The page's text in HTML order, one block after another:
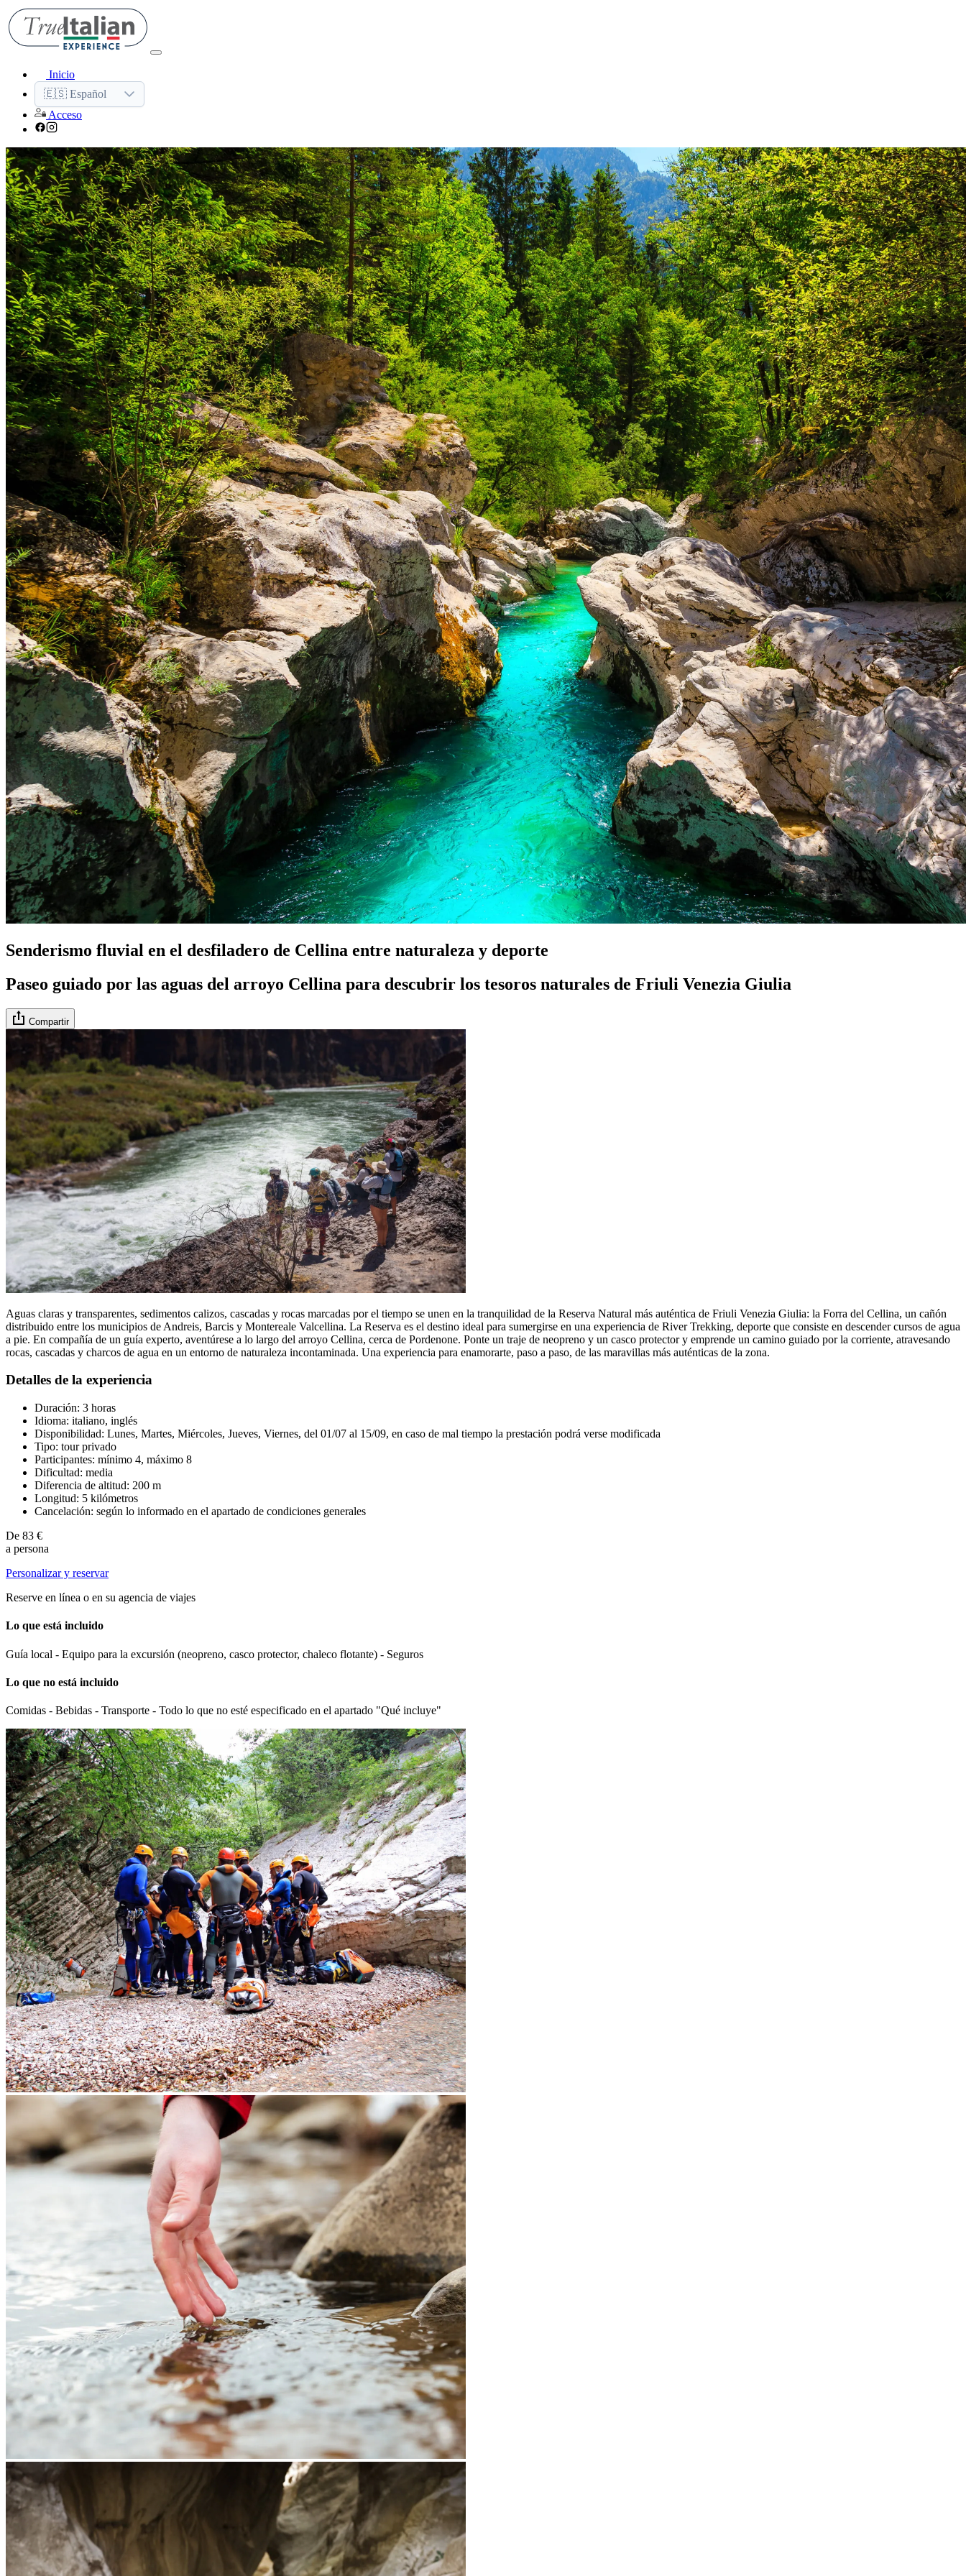
Inicio
🇪🇸 Español
Acceso
Senderismo fluvial en el desfiladero de Cellina entre naturaleza y deporte
Paseo guiado por las aguas del arroyo Cellina para descubrir los tesoros naturales de Friuli Venezia Giulia
Compartir
Aguas claras y transparentes, sedimentos calizos, cascadas y rocas marcadas por el tiempo se unen en la tranquilidad de la Reserva Natural más auténtica de Friuli Venezia Giulia: la Forra del Cellina, un cañón
distribuido entre los municipios de Andreis, Barcis y Montereale Valcellina. La Reserva es el destino ideal para sumergirse en una experiencia de River Trekking, deporte que consiste en descender cursos de agua
a pie. En compañía de un guía experto, aventúrese a lo largo del arroyo Cellina, cerca de Pordenone. Ponte un traje de neopreno y un casco protector y emprende un camino guiado por la corriente, atravesando
rocas, cascadas y charcos de agua en un entorno de naturaleza incontaminada. Una experiencia para enamorarte, paso a paso, de las maravillas más auténticas de la zona.
Detalles de la experiencia
Duración: 3 horas
Idioma: italiano, inglés
Disponibilidad: Lunes, Martes, Miércoles, Jueves, Viernes, del 01/07 al 15/09, en caso de mal tiempo la prestación podrá verse modificada
Tipo: tour privado
Participantes: mínimo 4, máximo 8
Dificultad: media
Diferencia de altitud: 200 m
Longitud: 5 kilómetros
Cancelación: según lo informado en el apartado de condiciones generales
De 83 €
a persona
Personalizar y reservar
Reserve en línea o en su agencia de viajes
Lo que está incluido
Guía local - Equipo para la excursión (neopreno, casco protector, chaleco flotante) - Seguros
Lo que no está incluido
Comidas - Bebidas - Transporte - Todo lo que no esté especificado en el apartado "Qué incluye"